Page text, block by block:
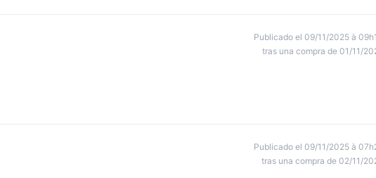
Publicado el 09/11/2025 à
tras una compra de 01/11/
Publicado el 09/11/2025 à
tras una compra de 02/11/